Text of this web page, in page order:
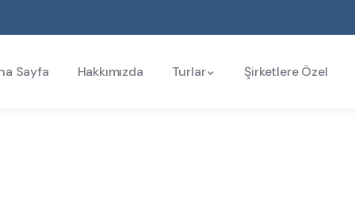
Sayfa Hakkımızda Turlar Şirketlere Özel